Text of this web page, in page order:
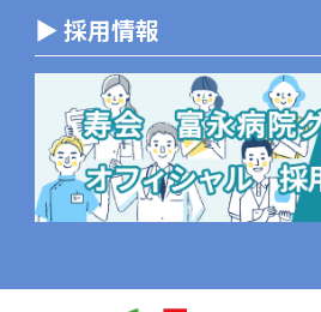
▶ 採用情報